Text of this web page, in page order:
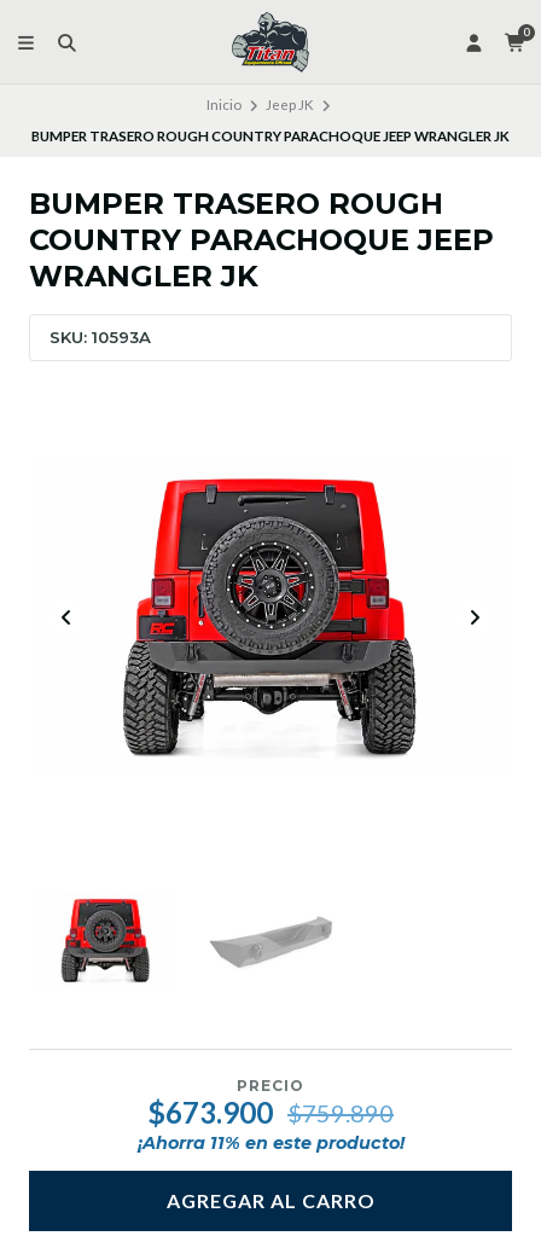
0
Inicio
Jeep JK
BUMPER TRASERO ROUGH COUNTRY PARACHOQUE JEEP WRANGLER JK
BUMPER TRASERO ROUGH
COUNTRY PARACHOQUE JEEP
WRANGLER JK
SKU: 10593A
PRECIO
$673.900 $759.890
¡Ahorra 11% en este producto!
AGREGAR AL CARRO